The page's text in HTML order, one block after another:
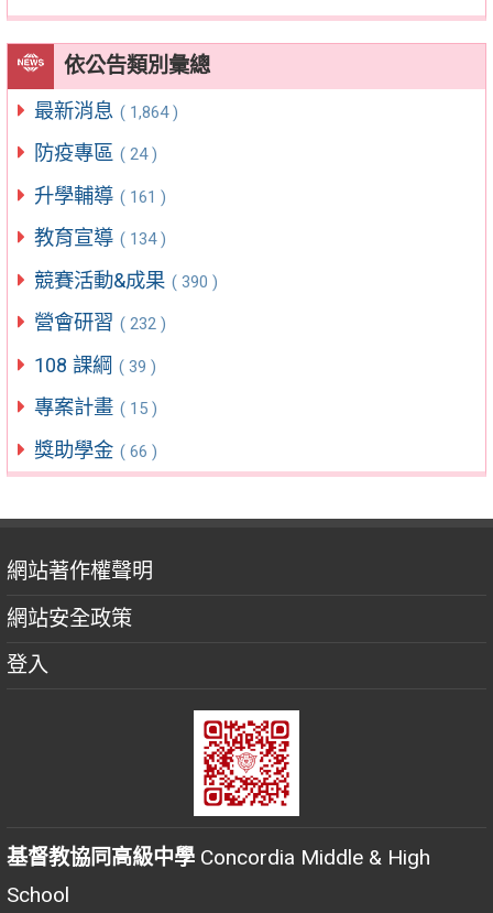
依公告類別彙總
最新消息 ( 1,864 )
防疫專區 ( 24 )
升學輔導 ( 161 )
教育宣導 ( 134 )
競賽活動&成果 ( 390 )
營會研習 ( 232 )
108 課綱 ( 39 )
專案計畫 ( 15 )
獎助學金 ( 66 )
網站著作權聲明
網站安全政策
登入
基督教協同高級中學 Concordia Middle & High
School